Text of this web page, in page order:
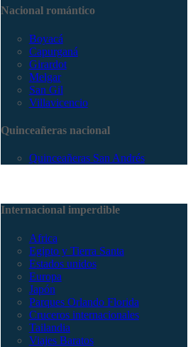
Nacional romántico
Boyacá
Capurganá
Girardot
Melgar
San Gil
Villavicencio
Quinceañeras nacional
Quinceañeras San Andrés
Internacional imperdible
Africa
Egipto y Tierra Santa
Estados unidos
Europa
Japón
Parques Orlando Florida
Cruceros internacionales
Tailandia
Viajes Baratos